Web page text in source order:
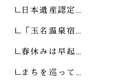
日本遺産認定…
「玉名温泉宿…
春休みは早起…
まちを巡って…